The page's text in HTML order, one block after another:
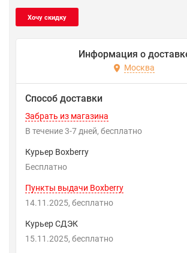
Информация о
Москва
Способ доставки
Забрать из магазина
В течение3-7 дней Бесплатно
Курьер Boxberry
Бесплатно
Пункты выдачи Boxberry
14.11.2025
Бесплатно
Курьер СДЭК
15.11.2025
Бесплатно